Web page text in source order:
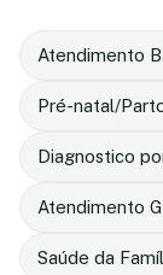
Atendimento
Pré-natal/
Diagnostico
Atendimento
Saúde da